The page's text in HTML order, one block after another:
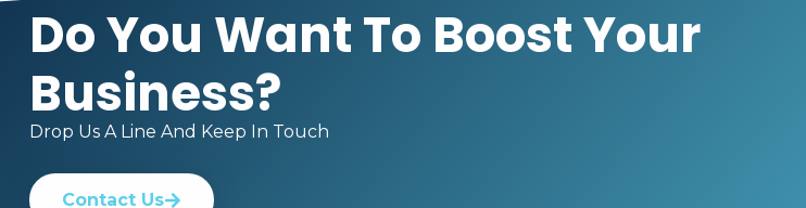
Do You Want To Boost Your
Business?
Drop Us A Line And Keep In Touch
Contact Us